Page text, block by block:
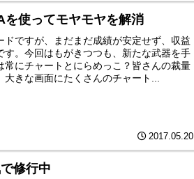
を使ってモヤモヤを解消
ドですが、まだまだ成績が安定せず、収益
す。今回はもがきつつも、新たな武器を手
常にチャートとにらめっこ？皆さんの裁量
大きな画面にたくさんのチャート...
2017.05.20
修行中